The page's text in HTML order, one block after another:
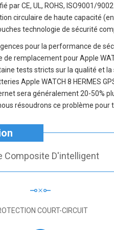
par CE, UL, ROHS, ISO9001/9002
circulaire de haute capacité
technologie de sécurité
pour la performance de
de remplacement pour Apple
tests stricts sur la qualité et
Apple WATCH 8 HERMES
sera généralement 20-50%
résoudrons ce problème pour
Composite D'intelligent
COURT-CIRCUIT